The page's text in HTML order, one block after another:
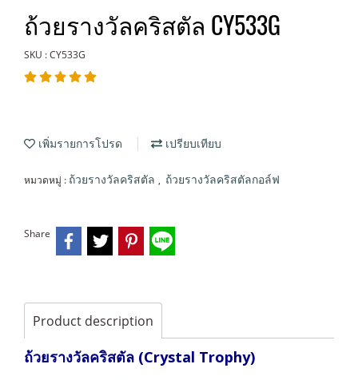
ถ้วยรางวัลคริสตัล CY533G
SKU : CY533G
เพิ่มรายการโปรด เปรียบเทียบ
หมวดหมู่ : ถ้วยรางวัลคริสตัล , ถ้วยรางวัลคริสตัลกอล์ฟ
Share
Product description
ถ้วยรางวัลคริสตัล (Crystal Trophy)